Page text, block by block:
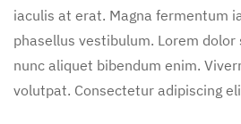
iaculis at erat. Magna fermentum
phasellus vestibulum. Lorem dolor
nunc aliquet bibendum enim.
volutpat. Consectetur adipiscing